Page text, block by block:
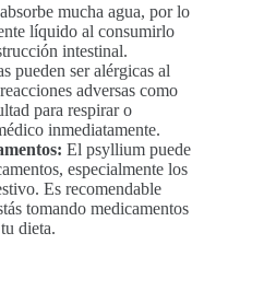
mucha agua, por lo
líquido al consumirlo
intestinal.
pueden ser alérgicas al
adversas como
para respirar o
inmediatamente.
El psyllium puede
especialmente los
Es recomendable
tomando medicamentos
dieta.